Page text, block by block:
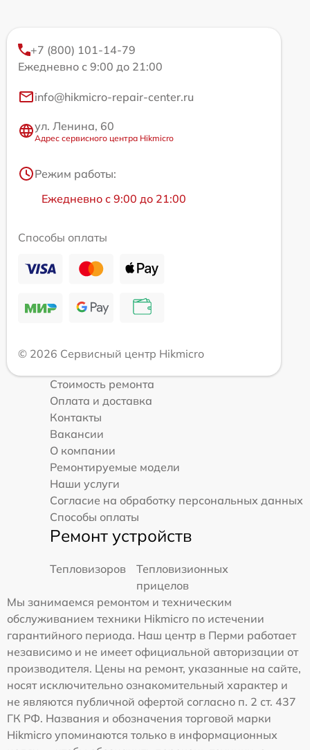
+7 (800) 101-14-79
Ежедневно с 9:00 до 21:00
info@hikmicro-repair-center.ru
ул. Ленина, 60
Адрес сервисного центра Hikmicro
Режим работы:
Ежедневно с 9:00 до 21:00
Способы оплаты
© 2026 Сервисный центр Hikmicro
Стоимость ремонта
Оплата и доставка
Контакты
Вакансии
О компании
Ремонтируемые модели
Наши услуги
Согласие на обработку персональных данных
Способы оплаты
Ремонт устройств
Тепловизоров
Тепловизионных
прицелов
Мы занимаемся ремонтом и техническим
обслуживанием техники Hikmicro по истечении
гарантийного периода. Наш центр в Перми работает
независимо и не имеет официальной авторизации от
производителя. Цены на ремонт, указанные на сайте,
носят исключительно ознакомительный характер и
не являются публичной офертой согласно п. 2 ст. 437
ГК РФ. Названия и обозначения торговой марки
Hikmicro упоминаются только в информационных